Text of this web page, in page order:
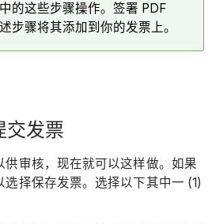
中的这些步骤操作。签署 PDF
步骤将其添加到你的发票上。
交发票
审核，现在就可以这样做。如果
择保存发票。选择以下其中一 (1)